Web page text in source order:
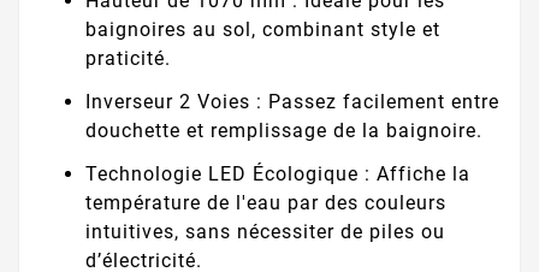
baignoires au sol, combinant style et
praticité.
Inverseur 2 Voies : Passez facilement entre
douchette et remplissage de la baignoire.
Technologie LED Écologique : Affiche la
température de l'eau par des couleurs
intuitives, sans nécessiter de piles ou
d’électricité.